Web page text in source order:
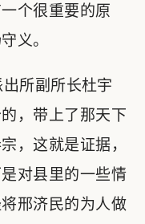
个很重要的原
义。
所副所长杜宇
，带上了那天下
，这就是证据，
对县里的一些情
邢济民的为人做